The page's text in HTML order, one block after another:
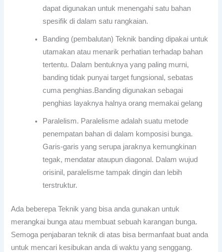
dapat digunakan untuk menengahi satu bahan
spesifik di dalam satu rangkaian.
Banding (pembalutan) Teknik banding dipakai untuk
utamakan atau menarik perhatian terhadap bahan
tertentu. Dalam bentuknya yang paling murni,
banding tidak punyai target fungsional, sebatas
cuma penghias.Banding digunakan sebagai
penghias layaknya halnya orang memakai gelang
Paralelism. Paralelisme adalah suatu metode
penempatan bahan di dalam komposisi bunga.
Garis-garis yang serupa jaraknya kemungkinan
tegak, mendatar ataupun diagonal. Dalam wujud
orisinil, paralelisme tampak dingin dan lebih
terstruktur.
Ada beberepa Teknik yang bisa anda gunakan untuk
merangkai bunga atau membuat sebuah karangan bunga.
Semoga penjabaran teknik di atas bisa bermanfaat buat anda
untuk mencari kesibukan anda di waktu yang senggang.